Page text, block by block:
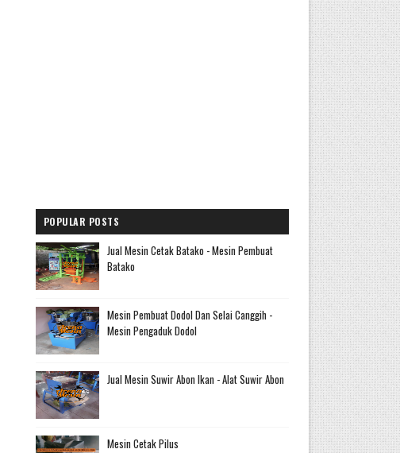
POPULAR POSTS
Jual Mesin Cetak Batako - Mesin Pembuat
Batako
Mesin Pembuat Dodol Dan Selai Canggih -
Mesin Pengaduk Dodol
Jual Mesin Suwir Abon Ikan - Alat Suwir Abon
Mesin Cetak Pilus